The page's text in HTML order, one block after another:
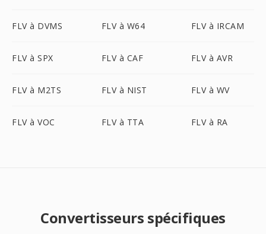
FLV à DVMS FLV à W64 FLV à IRCAM
FLV à SPX FLV à CAF FLV à AVR
FLV à M2TS FLV à NIST FLV à WV
FLV à VOC FLV à TTA FLV à RA
Convertisseurs spécifiques